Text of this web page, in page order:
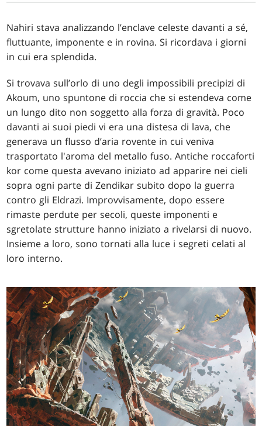
Nahiri stava analizzando l’enclave celeste davanti a sé,
fluttuante, imponente e in rovina. Si ricordava i giorni
in cui era splendida.
Si trovava sull’orlo di uno degli impossibili precipizi di
Akoum, uno spuntone di roccia che si estendeva come
un lungo dito non soggetto alla forza di gravità. Poco
davanti ai suoi piedi vi era una distesa di lava, che
generava un flusso d’aria rovente in cui veniva
trasportato l'aroma del metallo fuso. Antiche roccaforti
kor come questa avevano iniziato ad apparire nei cieli
sopra ogni parte di Zendikar subito dopo la guerra
contro gli Eldrazi. Improvvisamente, dopo essere
rimaste perdute per secoli, queste imponenti e
sgretolate strutture hanno iniziato a rivelarsi di nuovo.
Insieme a loro, sono tornati alla luce i segreti celati al
loro interno.